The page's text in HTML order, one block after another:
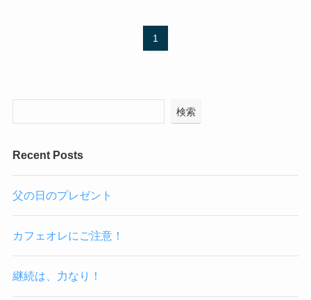
1
検索
Recent Posts
父の日のプレゼント
カフェオレにご注意！
継続は、力なり！